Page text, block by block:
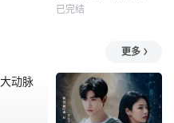
已完结
更多